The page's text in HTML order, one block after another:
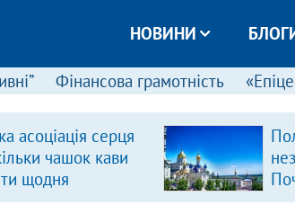
НОВИНИ
Фінансова грамотність
асоціація серця
чашок кави
щодня